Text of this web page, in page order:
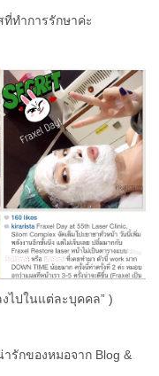
ทำการรักษาค่ะ
ไปในแต่ละบุคคล” )
กของหมอจาก Blog &